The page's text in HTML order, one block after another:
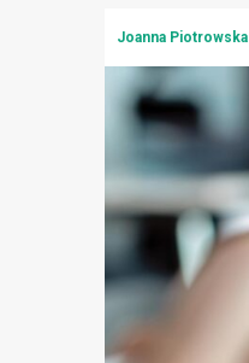
Joanna Piotrowska